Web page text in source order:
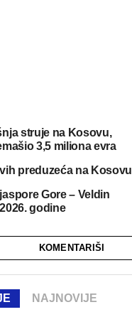
struje na Kosovu,
3,5 miliona evra
preduzeća na Kosovu
Gore – Veldin
godine
KOMENTARIŠI
NAJNOVIJE